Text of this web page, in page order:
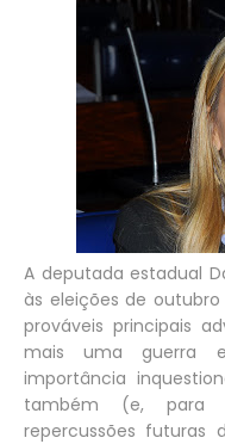
A deputada estadual
às eleições de
prováveis principais
mais uma guerra
importância
também (e, para
repercussões futuras